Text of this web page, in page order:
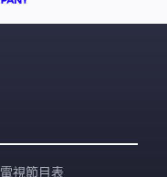
電視節目表